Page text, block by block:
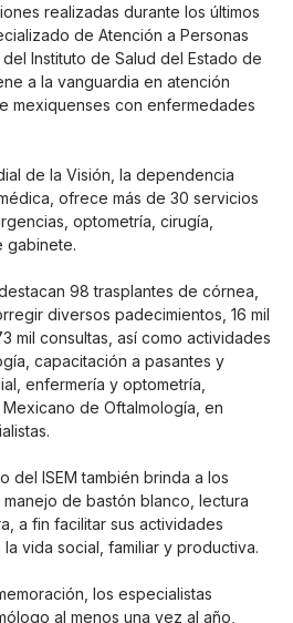
realizadas durante los últimos
de Atención a Personas
Instituto de Salud del Estado de
a la vanguardia en atención
mexiquenses con enfermedades
de la Visión, la dependencia
ofrece más de 30 servicios
optometría, cirugía,
gabinete.
98 trasplantes de córnea,
diversos padecimientos, 16 mil
mil consultas, así como actividades
capacitación a pasantes y
enfermería y optometría,
de Oftalmología, en
del ISEM también brinda a los
de bastón blanco, lectura
a fin facilitar sus actividades
vida social, familiar y productiva.
los especialistas
al menos una vez al año,